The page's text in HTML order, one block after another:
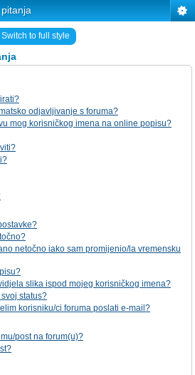
Switch to full style
odjavljivanje s foruma?
mog korisničkog imena na online popisu?
netočno iako sam promijenio/la vremensku
slika ispod mojeg korisničkog imena?
status?
korisniku/ci foruma poslati e-mail?
post na forum(u)?